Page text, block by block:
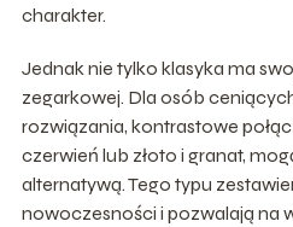
charakter.
Jednak nie tylko klasyka ma
zegarkowej. Dla osób
rozwiązania, kontrastowe
czerwień lub złoto i granat,
alternatywą. Tego typu
nowoczesności i pozwalają na